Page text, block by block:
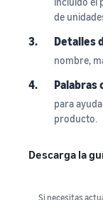
de
3. Detalles
nombre,
4. Palabras
para
producto.
Descarga la
Si necesitas